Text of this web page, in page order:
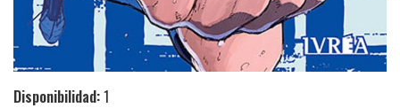
Disponibilidad:1